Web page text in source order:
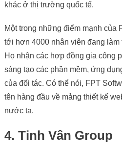
khác ở thị trường quốc tế.
Một trong những điểm mạnh của
tới hơn 4000 nhân viên đang
Họ nhận các hợp đồng gia công
sáng tạo các phần mềm, ứng
của đối tác. Có thể nói, FPT
tên hàng đầu về mảng thiết kế
nước ta.
4. Tinh Vân Group